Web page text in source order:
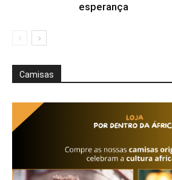
esperança
Camisas